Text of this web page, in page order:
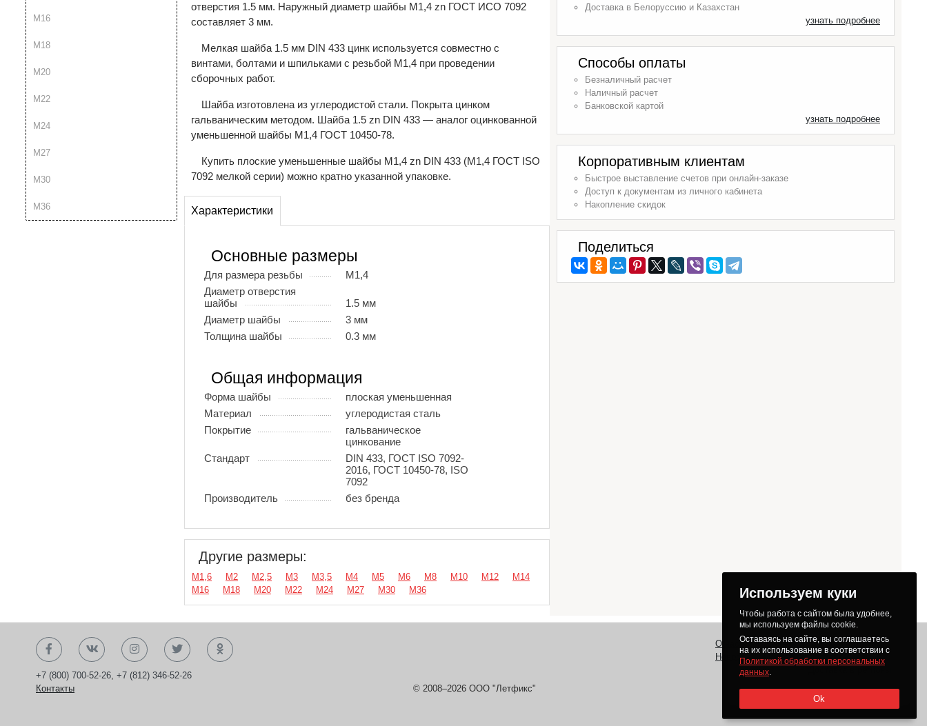
М16
М18
М20
М22
М24
М27
М30
М36
отверстия 1.5 мм. Наружный диаметр шайбы М1,4 zn ГОСТ ИСО 7092
составляет 3 мм.
Мелкая шайба 1.5 мм DIN 433 цинк используется совместно с
винтами, болтами и шпильками с резьбой М1,4 при проведении
сборочных работ.
Шайба изготовлена из углеродистой стали. Покрыта цинком
гальваническим методом. Шайба 1.5 zn DIN 433 — аналог оцинкованной
уменьшенной шайбы М1,4 ГОСТ 10450-78.
Купить плоские уменьшенные шайбы М1,4 zn DIN 433 (М1,4 ГОСТ ISO
7092 мелкой серии) можно кратно указанной упаковке.
Характеристики
Основные размеры
Для размера резьбы
М1,4
Диаметр отверстия
шайбы
1.5 мм
Диаметр шайбы
3 мм
Толщина шайбы
0.3 мм
Общая информация
Форма шайбы
плоская уменьшенная
Материал
углеродистая сталь
Покрытие
гальваническое
цинкование
Стандарт
DIN 433, ГОСТ ISO 7092-
2016, ГОСТ 10450-78, ISO
7092
Производитель
без бренда
Другие размеры:
М1,6 М2 М2,5 М3 М3,5 М4 М5 М6 М8 М10 М12
М14
М16
М18 М20 М22 М24 М27 М30 М36
Доставка в Белоруссию и Казахстан
узнать подробнее
Способы оплаты
Безналичный расчет
Наличный расчет
Банковской картой
узнать подробнее
Корпоративным клиентам
Быстрое выставление счетов при онлайн-заказе
Доступ к документам из личного кабинета
Накопление скидок
Поделиться
+7 (800) 700-52-26, +7 (812) 346-52-26
Контакты
© 2008–2026 ООО "Летфикс"
О нас
Новости
Заказ
Оплата
Как получить товар
Доставка
Используем куки
Чтобы работа с сайтом была удобнее,
мы используем файлы cookie.
Оставаясь на сайте, вы соглашаетесь
на их использование в соответствии с
Политикой обработки персональных
данных.
Ok